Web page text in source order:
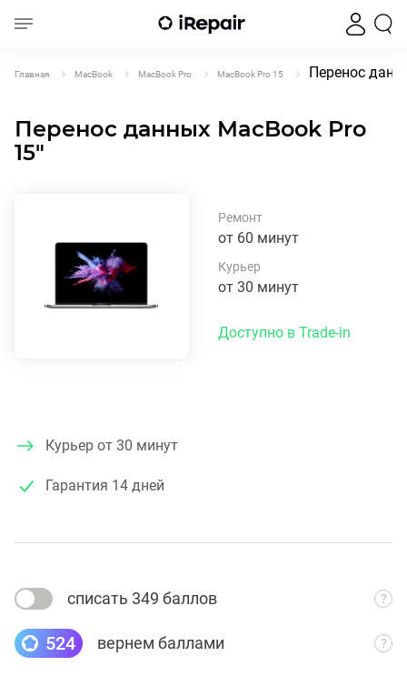
Главная MacBook MacBook Pro MacBook Pro 15 Перенос
Перенос данных MacBook Pro
15"
Ремонт
от 60 минут
Курьер
от 30 минут
Доступно в Trade-in
Курьер от 30 минут
Гарантия 14 дней
списать 349 баллов
524 вернем баллами